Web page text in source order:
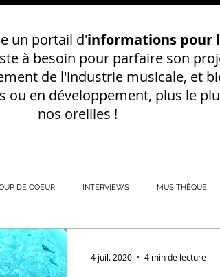
un portail d'informations pour
à besoin pour parfaire son
de l'industrie musicale, et
ou en développement, plus le
nos oreilles !
DE COEUR INTERVIEWS MUSITHÈQUE
4 juil. 2020 4 min de lecture